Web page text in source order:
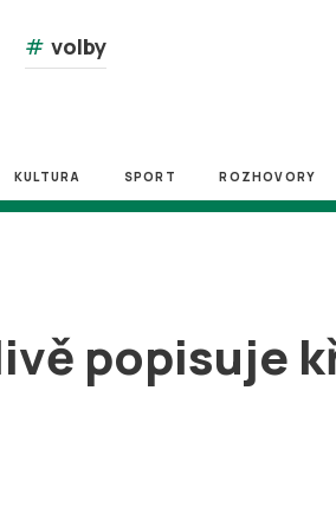
# volby
KULTURA SPORT ROZHOVORY
popisuje